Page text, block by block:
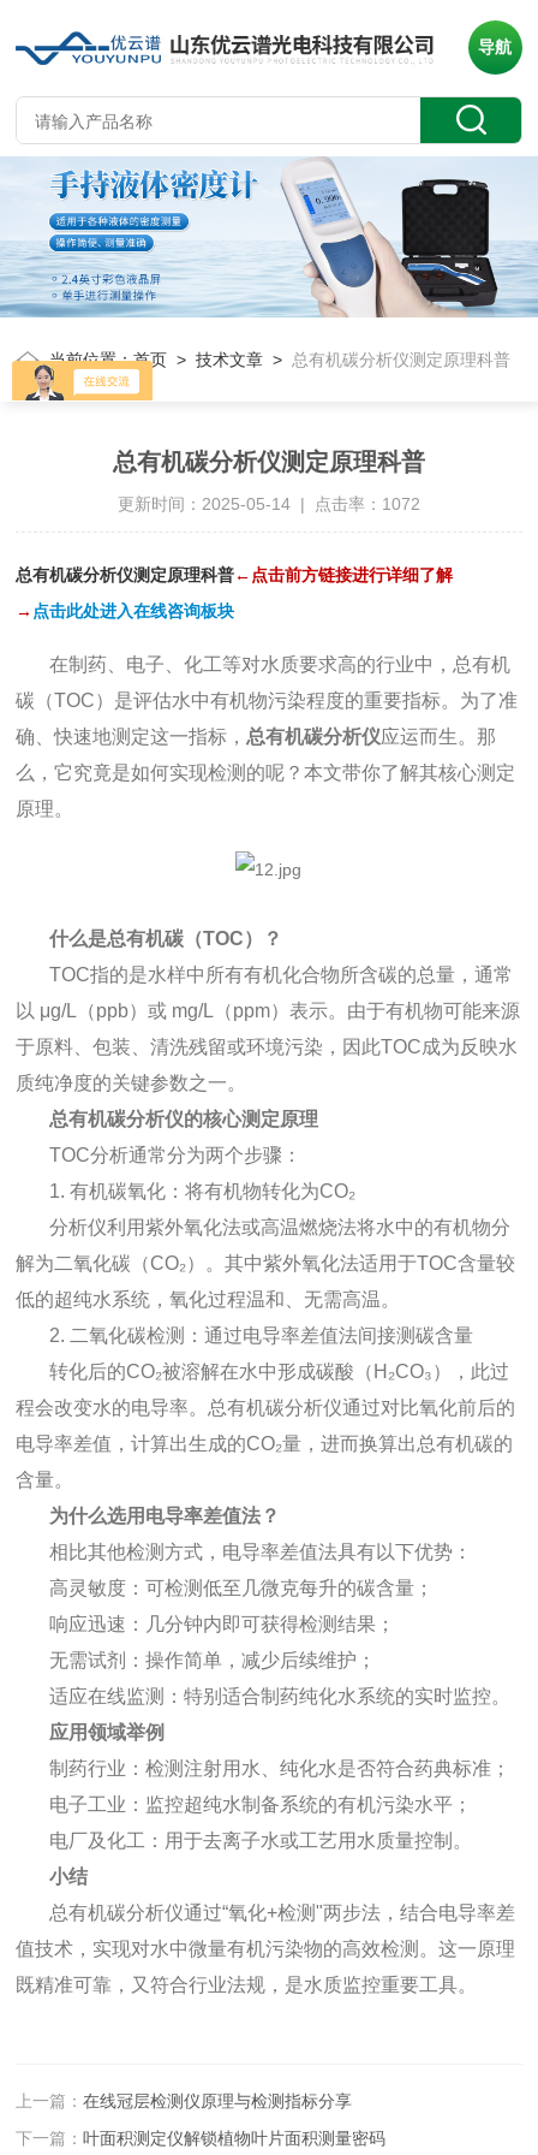
导航
当前位置：首页 >技术文章 >总有机碳分析仪测定原理科普
总有机碳分析仪测定原理科普
更新时间：2025-05-14 | 点击率：1072
总有机碳分析仪测定原理科普←点击前方链接进行详细了解
→ 点击此处进入在线咨询板块
在制药、电子、化工等对水质要求高的行业中，总有机
碳（TOC）是评估水中有机物污染程度的重要指标。为了准
确、快速地测定这一指标， 总有机碳分析仪应运而生。那
么，它究竟是如何实现检测的呢？本文带你了解其核心测定
原理。
什么是总有机碳（TOC）？
TOC指的是水样中所有有机化合物所含碳的总量，通常
以 μg/L（ppb）或 mg/L（ppm）表示。由于有机物可能来源
于原料、包装、清洗残留或环境污染，因此TOC成为反映水
质纯净度的关键参数之一。
总有机碳分析仪的核心测定原理
TOC分析通常分为两个步骤：
1. 有机碳氧化：将有机物转化为CO₂
分析仪利用紫外氧化法或高温燃烧法将水中的有机物分
解为二氧化碳（CO₂）。其中紫外氧化法适用于TOC含量较
低的超纯水系统，氧化过程温和、无需高温。
2. 二氧化碳检测：通过电导率差值法间接测碳含量
转化后的CO₂被溶解在水中形成碳酸（H₂CO₃），此过
程会改变水的电导率。 总有机碳分析仪通过对比氧化前后的
电导率差值，计算出生成的CO₂量，进而换算出总有机碳的
含量。
为什么选用电导率差值法？
相比其他检测方式，电导率差值法具有以下优势：
高灵敏度：可检测低至几微克每升的碳含量；
响应迅速：几分钟内即可获得检测结果；
无需试剂：操作简单，减少后续维护；
适应在线监测：特别适合制药纯化水系统的实时监控。
应用领域举例
制药行业：检测注射用水、纯化水是否符合药典标准；
电子工业：监控超纯水制备系统的有机污染水平；
电厂及化工：用于去离子水或工艺用水质量控制。
小结
总有机碳分析仪通过“氧化+检测"两步法，结合电导率差
值技术，实现对水中微量有机污染物的高效检测。这一原理
既精准可靠，又符合行业法规，是水质监控重要工具。
上一篇：在线冠层检测仪原理与检测指标分享
下一篇：叶面积测定仪解锁植物叶片面积测量密码